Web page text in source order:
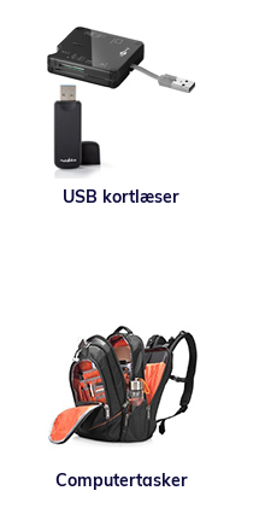
USB kortlæser
Computertasker